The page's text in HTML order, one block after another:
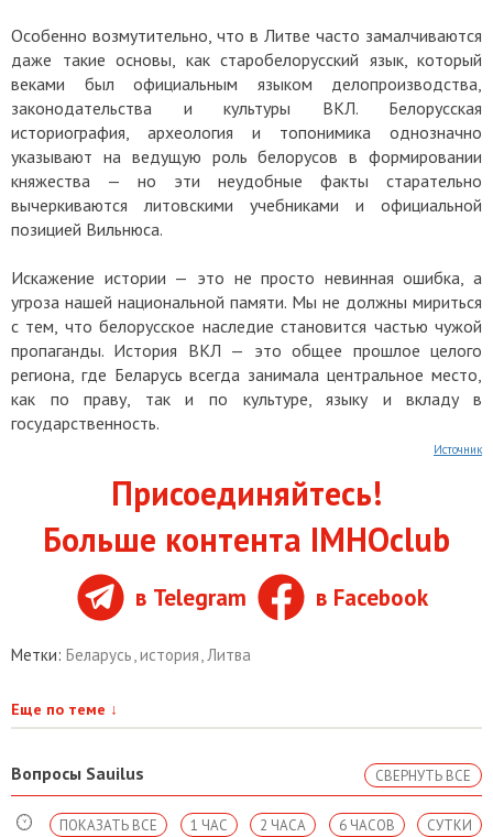
Особенно возмутительно, что в Литве часто замалчиваются
даже такие основы, как старобелорусский язык, который
веками был официальным языком делопроизводства,
законодательства и культуры ВКЛ. Белорусская
историография, археология и топонимика однозначно
указывают на ведущую роль белорусов в формировании
княжества — но эти неудобные факты старательно
вычеркиваются литовскими учебниками и официальной
позицией Вильнюса.
Искажение истории — это не просто невинная ошибка, а
угроза нашей национальной памяти. Мы не должны мириться
с тем, что белорусское наследие становится частью чужой
пропаганды. История ВКЛ — это общее прошлое целого
региона, где Беларусь всегда занимала центральное место,
как по праву, так и по культуре, языку и вкладy в
государственность.
Источник
Присоединяйтесь!
Больше контента IMHOclub
в Telegram в Facebook
Метки: Беларусь,история,Литва
Еще по теме ↓
Вопросы Sauilus СВЕРНУТЬ ВСЕ
СУТКИ
6 ЧАСОВ
2 ЧАСА
1 ЧАС
ПОКАЗАТЬ ВСЕ